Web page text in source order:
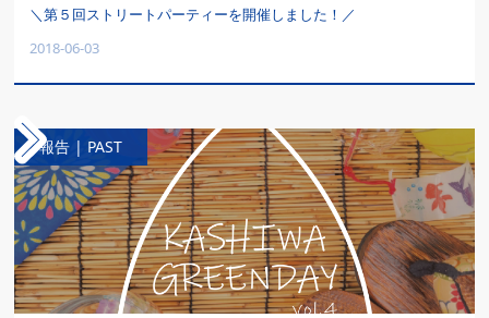
＼第５回ストリートパーティーを開催しました！／
2018-06-03
報告 | PAST